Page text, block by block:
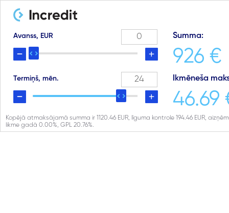
Avanss, EUR
Termiņš, mēn.
Summa:
926 €
Ikmēneša
46.69
Kopējā atmaksājamā summa ir 1120.46 EUR, līguma kontrole 194.46 EUR,
likme gadā 0.00%, GPL 20.76%.